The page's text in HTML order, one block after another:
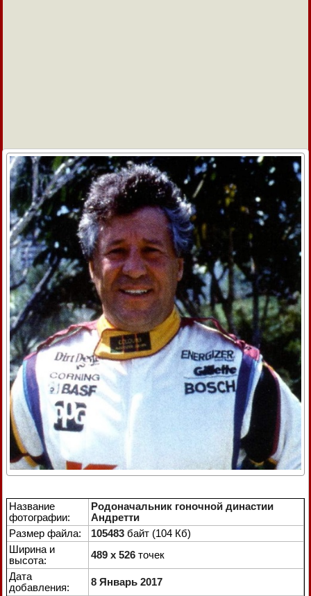
Название
фотографии:
Родоначальник гоночной династии
Андретти
Размер файла:
105483 байт (104 Кб)
Ширина и
высота:
489 x 526 точек
Дата
добавления:
8 Январь 2017